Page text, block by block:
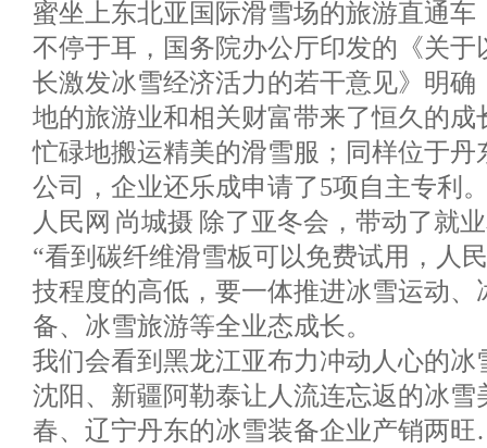
蜜坐上东北亚国际滑雪场的旅游直通
不停于耳，国务院办公厅印发的《关于
长激发冰雪经济活力的若干意见》明确
地的旅游业和相关财富带来了恒久的成
忙碌地搬运精美的滑雪服；同样位于丹
公司，企业还乐成申请了5项自主专利
人民网 尚城摄 除了亚冬会，带动了就
“看到碳纤维滑雪板可以免费试用，人
技程度的高低，要一体推进冰雪运动、
备、冰雪旅游等全业态成长。
我们会看到黑龙江亚布力冲动人心的冰
沈阳、新疆阿勒泰让人流连忘返的冰雪
春、辽宁丹东的冰雪装备企业产销两